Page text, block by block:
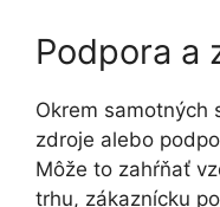
Podpora a
Okrem samotných
zdroje alebo
Môže to zahŕňať
trhu, zákaznícku